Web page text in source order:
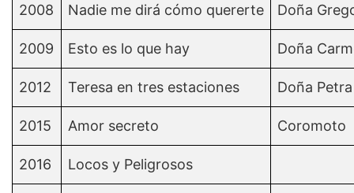
2008 Nadie me dirá cómo quererte Doña
2009 Esto es lo que hay Doña
2012 Teresa en tres estaciones Doña
2015 Amor secreto Coromoto
2016 Locos y Peligrosos